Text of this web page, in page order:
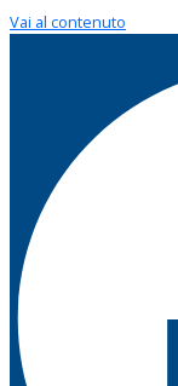
Vai al contenuto